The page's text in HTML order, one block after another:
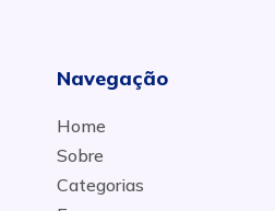
Navegação
Home
Sobre
Categorias